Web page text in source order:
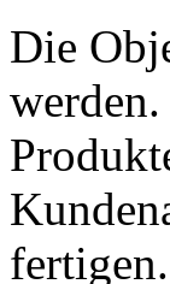
Die
fertigen.